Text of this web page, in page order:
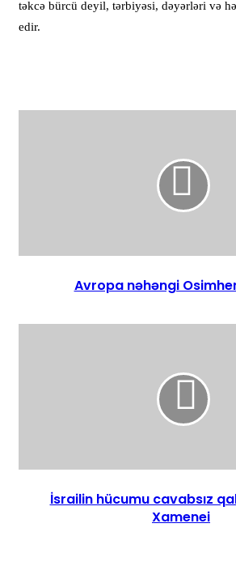
təkcə bürcü deyil, tərbiyəsi, dəyərləri və
edir.
Avropa nəhəngi
İsrailin hücumu cavabsız
Xamenei